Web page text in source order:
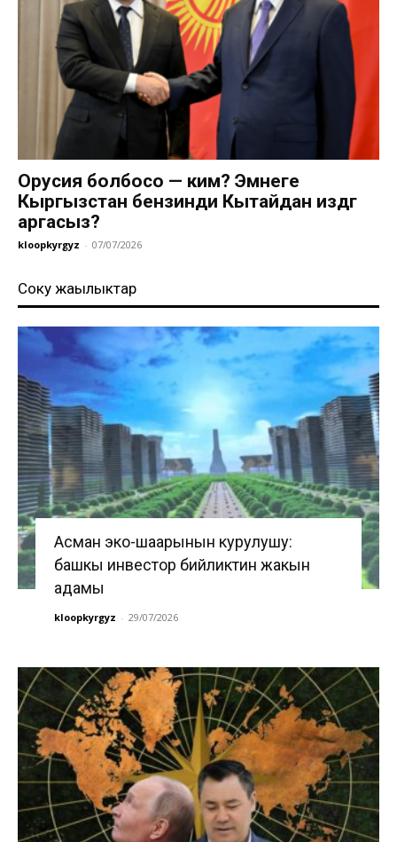
Орусия болбосо — ким? Эмнеге
Кыргызстан бензинди Кытайдан издөөгө
аргасыз?
kloopkyrgyz - 07/07/2026
Соңку жаңылыктар
Асман эко-шаарынын курулушу:
башкы инвестор бийликтин жакын
адамы
kloopkyrgyz - 29/07/2026